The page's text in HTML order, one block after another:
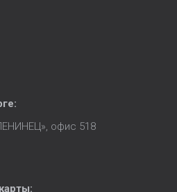
:
офис 518